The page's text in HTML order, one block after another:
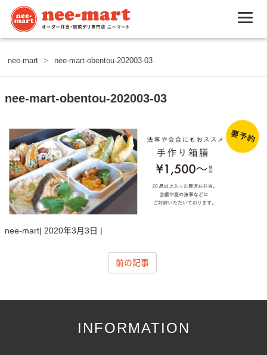
nee-mart > nee-mart-obentou-202003-03
nee-mart-obentou-202003-03
nee-mart| 2020年3月3日 |
前の記事
INFORMATION